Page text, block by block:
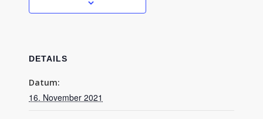
DETAILS
Datum:
16. November 2021